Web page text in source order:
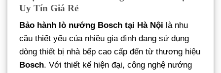
Uy Tín Giá Rẻ
Bảo hành lò nướng Bosch tại Hà Nội là nhu
cầu thiết yếu của nhiều gia đình đang sử dụng
dòng thiết bị nhà bếp cao cấp đến từ thương hiệu
Bosch. Với thiết kế hiện đại, công nghệ nướng